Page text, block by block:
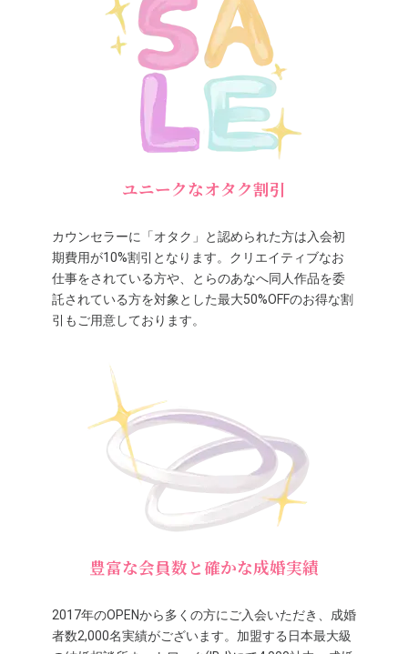
ユニークなオタク割引
カウンセラーに「オタク」と認められた方は入会初
期費用が10%割引となります。クリエイティブなお
仕事をされている方や、とらのあなへ同人作品を委
託されている方を対象とした最大50%OFFのお得な割
引もご用意しております。
豊富な会員数と確かな成婚実績
2017年のOPENから多くの方にご入会いただき、成婚
者数2,000名実績がございます。加盟する日本最大級